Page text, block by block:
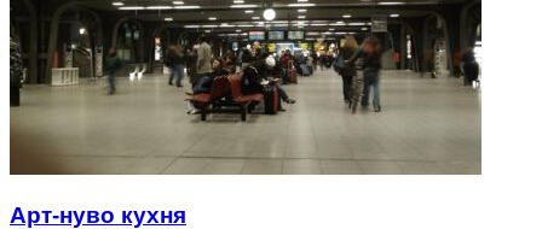
Арт-нуво кухня